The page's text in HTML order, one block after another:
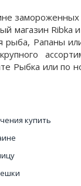
магазин Ribka
рыба, Рапаны
Рыбка или по
купить